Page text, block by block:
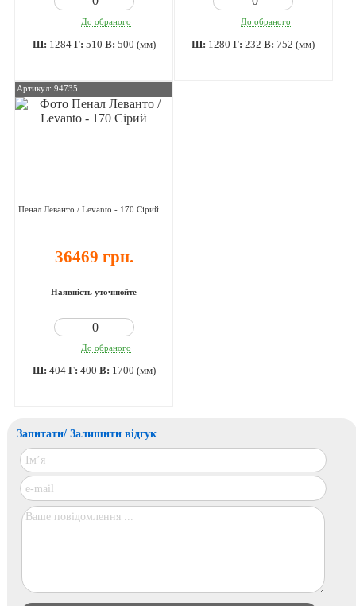
До обраного
Ш: 1284Г: 510 В: 500 (мм)
До обраного
Ш: 1280 Г:232 В:752 (мм)
Артикул: 94735
Пенал Леванто / Levanto - 170 Сірий
36469 грн.
Наявність уточнюйте
До обраного
Ш: 404Г: 400 В: 1700 (мм)
Запитати/ Залишити відгук